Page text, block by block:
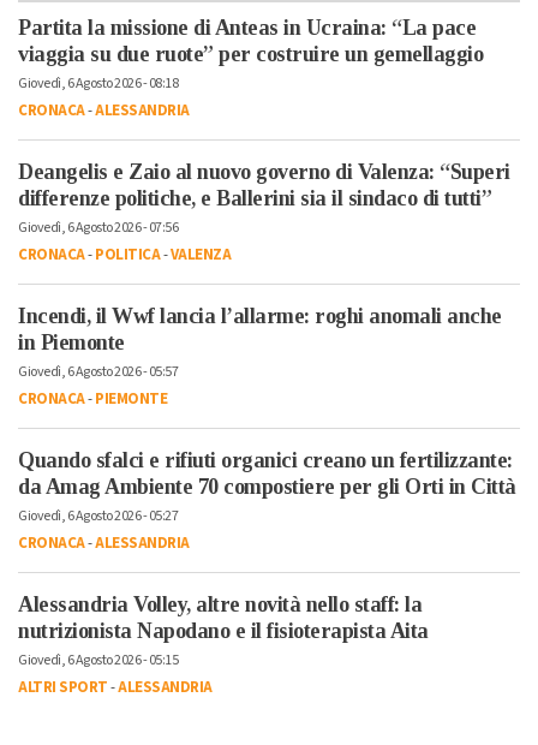
Partita la missione di Anteas in Ucraina: “La pace
viaggia su due ruote” per costruire un gemellaggio
Giovedì, 6 Agosto 2026 - 08:18
CRONACA-ALESSANDRIA
Deangelis e Zaio al nuovo governo di Valenza: “Superi
differenze politiche, e Ballerini sia il sindaco di tutti”
Giovedì, 6 Agosto 2026 - 07:56
CRONACA-POLITICA-VALENZA
Incendi, il Wwf lancia l’allarme: roghi anomali anche
in Piemonte
Giovedì, 6 Agosto 2026 - 05:57
CRONACA-PIEMONTE
Quando sfalci e rifiuti organici creano un fertilizzante:
da Amag Ambiente 70 compostiere per gli Orti in Città
Giovedì, 6 Agosto 2026 - 05:27
CRONACA-ALESSANDRIA
Alessandria Volley, altre novità nello staff: la
nutrizionista Napodano e il fisioterapista Aita
Giovedì, 6 Agosto 2026 - 05:15
ALTRI SPORT-ALESSANDRIA